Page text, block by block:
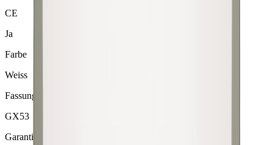
CE
Ja
Farbe
Weiss
Fassung
GX53
Garantie